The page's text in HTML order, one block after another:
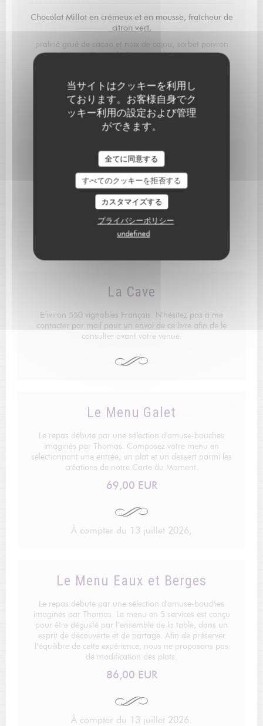
当サイトはクッキーを利用し
ております。お客様自身でク
ッキー利用の設定および管理
ができます。
全てに同意する
すべてのクッキーを拒否する
カスタマイズする
プライバシーポリシー
undefined
Chocolat Millot en crémeux et en mousse, fraîcheur de
citron vert,
praliné grué de cacao et noix de cajou, sorbet poivron
Corne de Taureaux rôti.
L'aBricot confit et sa compotée gélifiée.
crémeux cardamome verte, biscuit joconde, sorbet
fenouil.
Carte Cadeau
Pour faire plaisir à un proche, offrez un bon cadeau.
Montant libre ou formule définie, nous vous proposons
une expérience sur-mesure. N’hésitez pas à nous
contacter.
La Cave
Environ 550 vignobles Français. N'hésitez pas à me
contacter par mail pour un envoi de ce livre afin de le
consulter avant votre venue.
Le Menu Galet
Le repas débute par une sélection d'amuse-bouches
imaginés par Thomas. Composez votre menu en
sélectionnant une entrée, un plat et un dessert parmi les
créations de notre Carte du Moment.
69,00 EUR
À compter du 13 juillet 2026,
Le Menu Eaux et Berges
Le repas débute par une sélection d'amuse-bouches
imaginés par Thomas. Le menu en 5 services est conçu
pour être dégusté par l’ensemble de la table, dans un
esprit de découverte et de partage. Afin de préserver
l’équilibre de cette expérience, nous ne proposons pas
de modification des plats.
86,00 EUR
À compter du 13 juillet 2026.
L'AUBERGE SAINT JEAN